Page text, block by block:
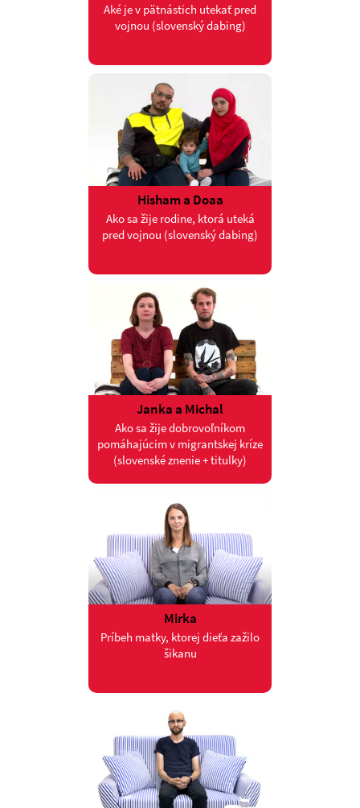
Aké je v pätnástich utekať pred
vojnou (slovenský dabing)
Hisham a Doaa
Ako sa žije rodine, ktorá uteká
pred vojnou (slovenský dabing)
Janka a Michal
Ako sa žije dobrovoľníkom
pomáhajúcim v migrantskej kríze
(slovenské znenie + titulky)
Mirka
Príbeh matky, ktorej dieťa zažilo
šikanu